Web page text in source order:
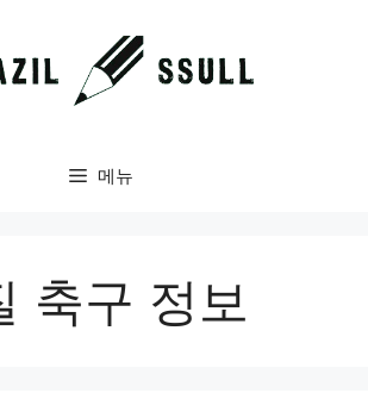
메뉴
축구 정보